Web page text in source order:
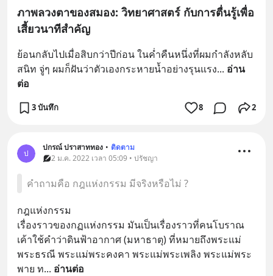
ภาพลวงตาของสมอง: วิทยาศาสตร์ กับการตื่นรู้เพื่อ
เสี้ยวนาทีสำคัญ
ย้อนกลับไปเมื่อสิบกว่าปีก่อน ในค่ำคืนหนึ่งที่ผมกำลังหลับ
สนิท จู่ๆ ผมก็ฝันว่าตัวเองกระหายน้ำอย่างรุนแรง... อ่าน
ต่อ
3 บันทึก 8 2
ป
ปกรณ์ ปราสาททอง • ติดตาม
2 ม.ค. 2022 เวลา 05:09 • ปรัชญา
คำถามคือ กฎแห่งกรรม มีจริงหรือไม่ ?
กฎแห่งกรรม
เรื่องราวของกฏแห่งกรรม มันเป็นเรื่องราวที่คนโบราณ
เค้าใช้คำว่าดินฟ้าอากาศ (มหาธาตุ) ที่หมายถึงพระแม่
พระธรณี พระแม่พระคงคา พระแม่พระเพลิง พระแม่พระ
พาย ท... อ่านต่อ